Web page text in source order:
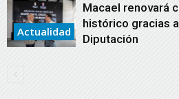
Actualidad
Macael renovará
histórico gracias
Diputación